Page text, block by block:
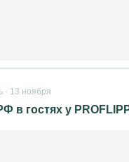
· 13 ноября
в гостях у